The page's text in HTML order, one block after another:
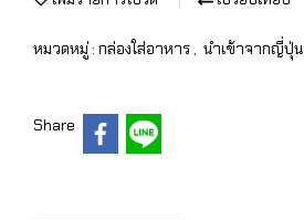
หมวดหมู่ : กล่องใส่อาหาร , นำเข้าจากญี่ปุ่น
Share